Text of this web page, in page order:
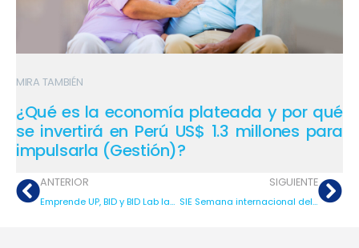
MIRA TAMBIÉN
¿Qué es la economía plateada y por qué
se invertirá en Perú US$ 1.3 millones para
impulsarla (Gestión)?
ANTERIOR
Emprende UP, BID y BID Lab lanzan proyecto Ecosistema Plateado dirigido a promover la economía senior
SIGUIENTE
SIE Semana internacional del emprendimiento 2022